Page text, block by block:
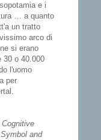
e i
… a quanto
un tratto
arco di
si erano
30 o 40.000
l'uomo
per
and